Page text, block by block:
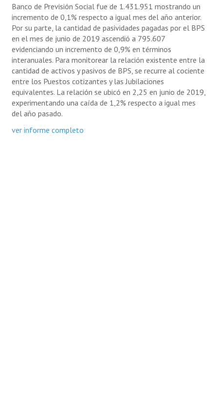
Banco de Previsión Social fue de 1.431.951 mostrando un
incremento de 0,1% respecto a igual mes del año anterior.
Por su parte, la cantidad de pasividades pagadas por el BPS
en el mes de junio de 2019 ascendió a 795.607
evidenciando un incremento de 0,9% en términos
interanuales. Para monitorear la relación existente entre la
cantidad de activos y pasivos de BPS, se recurre al cociente
entre los Puestos cotizantes y las Jubilaciones
equivalentes. La relación se ubicó en 2,25 en junio de 2019,
experimentando una caída de 1,2% respecto a igual mes
del año pasado.
ver informe completo